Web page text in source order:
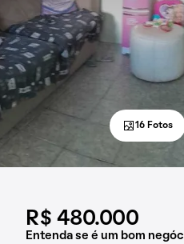
R$ 480.000
Entenda se é um bom
16 Fotos